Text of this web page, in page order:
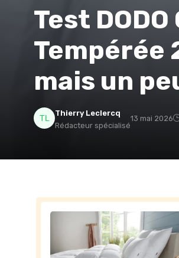
Test
Tempérée
mais un
Thierry Leclercq
Rédacteur spécialisé
13 mai 2026